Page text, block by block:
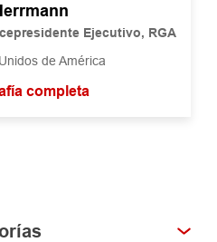
Ejecutivo, RGA
de América
completa